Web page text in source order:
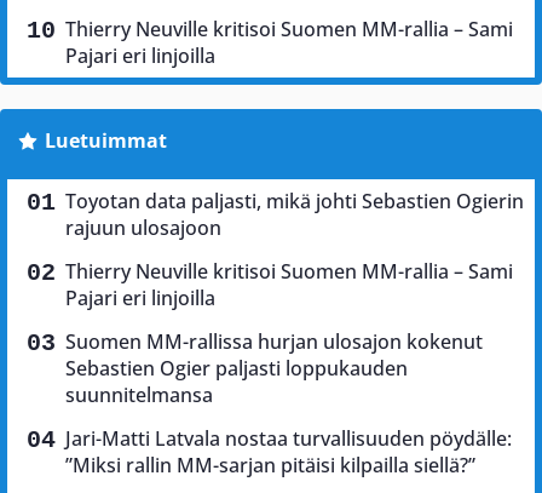
Thierry Neuville kritisoi Suomen MM-rallia – Sami
Pajari eri linjoilla
Luetuimmat
Toyotan data paljasti, mikä johti Sebastien Ogierin
rajuun ulosajoon
Thierry Neuville kritisoi Suomen MM-rallia – Sami
Pajari eri linjoilla
Suomen MM-rallissa hurjan ulosajon kokenut
Sebastien Ogier paljasti loppukauden
suunnitelmansa
Jari-Matti Latvala nostaa turvallisuuden pöydälle:
”Miksi rallin MM-sarjan pitäisi kilpailla siellä?”